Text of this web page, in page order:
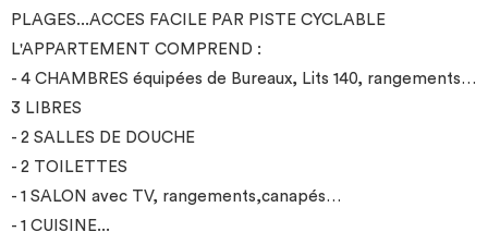
PLAGES...ACCES FACILE PAR PISTE CYCLABLE
L'APPARTEMENT COMPREND :
- 4 CHAMBRES équipées de Bureaux, Lits 140, rangements…
3 LIBRES
- 2 SALLES DE DOUCHE
- 2 TOILETTES
- 1 SALON avec TV, rangements,canapés…
- 1 CUISINE...